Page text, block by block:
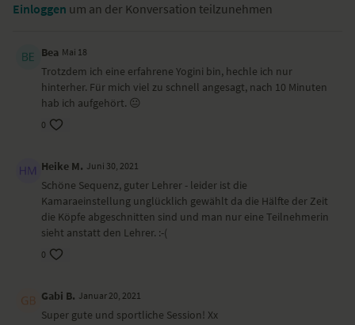
Einloggen um an der Konversation teilzunehmen
Bea Mai 18
Trotzdem ich eine erfahrene Yogini bin, hechle ich nur
hinterher. Für mich viel zu schnell angesagt, nach 10 Minuten
hab ich aufgehört. 😐
0
Heike M. Juni 30, 2021
Schöne Sequenz, guter Lehrer - leider ist die
Kamaraeinstellung unglücklich gewählt da die Hälfte der Zeit
die Köpfe abgeschnitten sind und man nur eine Teilnehmerin
sieht anstatt den Lehrer. :-(
0
Gabi B. Januar 20, 2021
Super gute und sportliche Session! Xx